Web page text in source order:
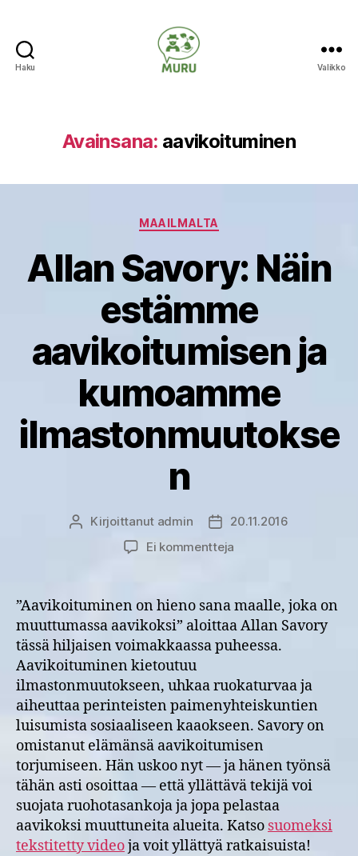
Haku Valikko
Avainsana: aavikoituminen
Kategoriat
MAAILMALTA
Allan Savory: Näin
estämme
aavikoitumisen ja
kumoamme
ilmastonmuutokse
n
Kirjoittaja
Kirjoittanut admin Julkaisupäivämäärä
20.11.2016
Ei kommentteja
estämme
aavikoitumisen
ja
ilmastonmuutoksen
”Aavikoituminen on hieno sana maalle, joka on
muuttumassa aavikoksi” aloittaa Allan Savory
tässä hiljaisen voimakkaassa puheessa.
Aavikoituminen kietoutuu
ilmastonmuutokseen, uhkaa ruokaturvaa ja
aiheuttaa perinteisten paimenyhteiskuntien
luisumista sosiaaliseen kaaokseen. Savory on
omistanut elämänsä aavikoitumisen
torjumiseen. Hän uskoo nyt — ja hänen työnsä
tähän asti osoittaa — että yllättävä tekijä voi
suojata ruohotasankoja ja jopa pelastaa
aavikoksi muuttuneita alueita. Katso suomeksi
tekstitetty videoja voit yllättyä ratkaisuista!